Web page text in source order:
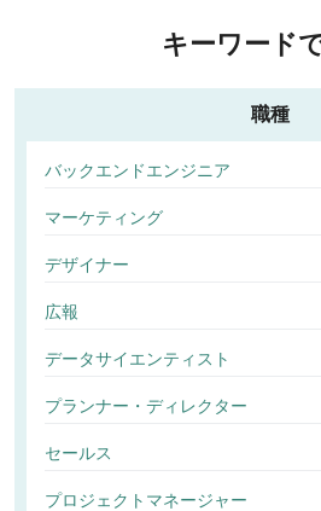
キーワード
職種
バックエンドエンジニア
マーケティング
デザイナー
広報
データサイエンティスト
プランナー・ディレクター
セールス
プロジェクトマネージャー